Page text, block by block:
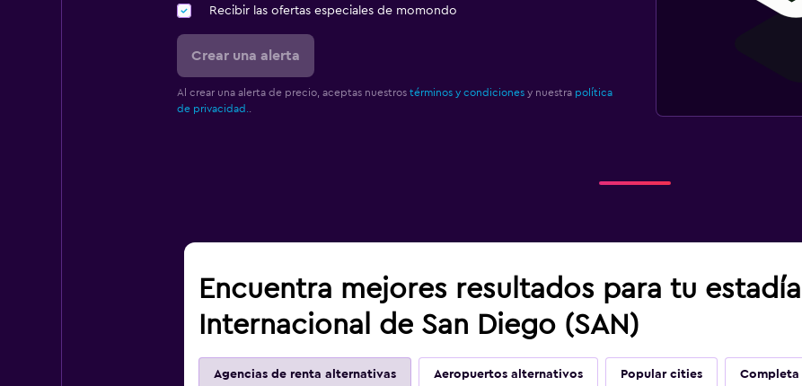
Recibir las ofertas especiales de momondo
Crear una alerta
Al crear una alerta de precio, aceptas nuestros términos y condicionesy nuestra política
de privacidad.
Encuentra mejores resultados para tu
Internacional de San Diego (SAN)
Agencias de renta alternativas Aeropuertos alternativos Popular cities